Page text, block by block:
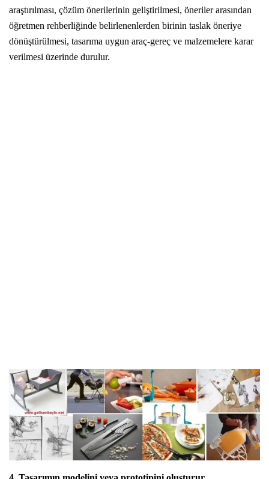
araştırılması, çözüm önerilerinin geliştirilmesi, öneriler arasından
öğretmen rehberliğinde belirlenenlerden birinin taslak öneriye
dönüştürülmesi, tasarıma uygun araç-gereç ve malzemelere karar
verilmesi üzerinde durulur.